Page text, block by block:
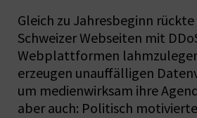
Gleich zu Jahresbeginn
Schweizer Webseiten mit
Webplattformen
erzeugen unauffälligen
um medienwirksam ihre
aber auch: Politisch